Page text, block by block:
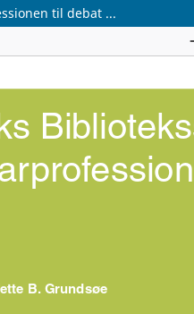
til debat ...